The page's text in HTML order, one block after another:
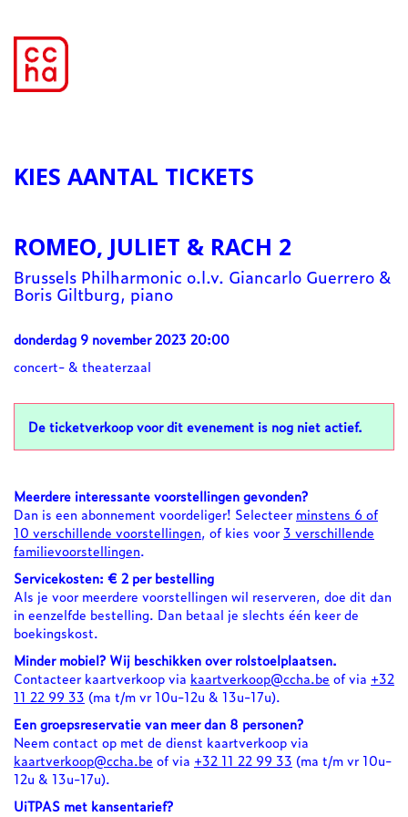
KIES AANTAL TICKETS
ROMEO, JULIET & RACH 2
Brussels Philharmonic o.l.v. Giancarlo Guerrero &
Boris Giltburg, piano
donderdag 9 november 2023 20:00
concert- & theaterzaal
De ticketverkoop voor dit evenement is nog niet actief.
Meerdere interessante voorstellingen gevonden?
Dan is een abonnement voordeliger! Selecteerminstens 6 of
10 verschillende voorstellingen, of kies voor3 verschillende
familievoorstellingen.
Servicekosten: € 2 per bestelling
Als je voor meerdere voorstellingen wil reserveren, doe dit dan
in eenzelfde bestelling. Dan betaal je slechts één keer de
boekingskost.
Minder mobiel? Wij beschikken over rolstoelplaatsen.
Contacteer kaartverkoop via kaartverkoop@ccha.be of via +32
11 22 99 33 (ma t/m vr 10u-12u & 13u-17u).
Een groepsreservatie van meer dan 8 personen?
Neem contact op met de dienst kaartverkoop via
kaartverkoop@ccha.be of via +32 11 22 99 33 (ma t/m vr 10u-
12u & 13u-17u).
UiTPAS met kansentarief?